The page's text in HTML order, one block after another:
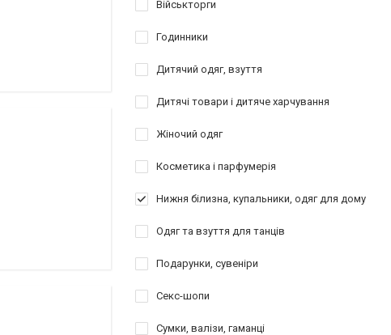
Військторги
Годинники
Дитячий одяг, взуття
Дитячі товари і дитяче харчування
Жіночий одяг
Косметика і парфумерія
Нижня білизна, купальники, одяг для дому
Одяг та взуття для танців
Подарунки, сувеніри
Секс-шопи
Сумки, валізи, гаманці